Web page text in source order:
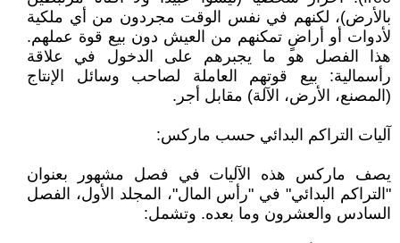
بالأرض)، لكنهم في نفس الوقت مجردون من أي ملكية
لأدوات أو أراضٍ تمكنهم من العيش دون بيع قوة عملهم.
هذا الفصل هو ما يجبرهم على الدخول في علاقة
رأسمالية: بيع قوتهم العاملة لصاحب وسائل الإنتاج
(المصنع، الأرض، الآلة) مقابل أجر.
آليات التراكم البدائي حسب ماركس:
يصف ماركس هذه الآليات في فصل مشهور بعنوان
"التراكم البدائي" في "رأس المال"، المجلد الأول، الفصل
السادس والعشرون وما بعده. وتشمل: